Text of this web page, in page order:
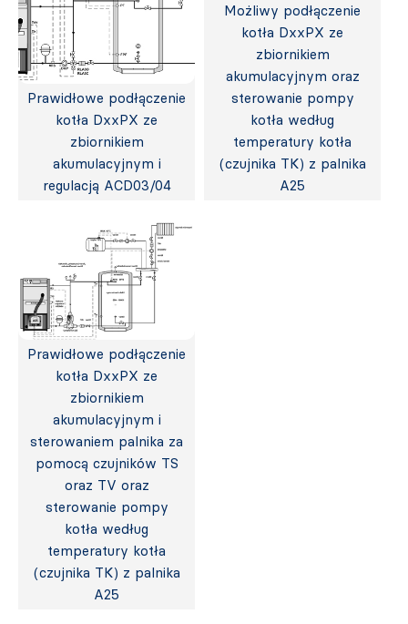
Prawidłowe podłączenie
kotła DxxPX ze
zbiornikiem
akumulacyjnym i
regulacją ACD03/04
Możliwy podłączenie
kotła DxxPX ze
zbiornikiem
akumulacyjnym oraz
sterowanie pompy
kotła według
temperatury kotła
(czujnika TK) z palnika
A25
Prawidłowe podłączenie
kotła DxxPX ze
zbiornikiem
akumulacyjnym i
sterowaniem palnika za
pomocą czujników TS
oraz TV oraz
sterowanie pompy
kotła według
temperatury kotła
(czujnika TK) z palnika
A25